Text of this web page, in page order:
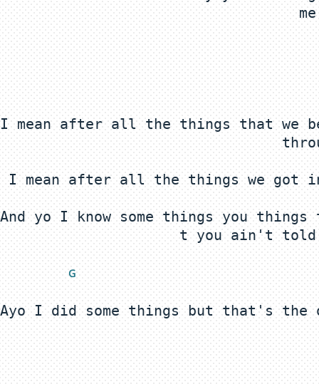
I mean after all the things that we
And yo I know some things you things
G
Ayo I did some things but that's the